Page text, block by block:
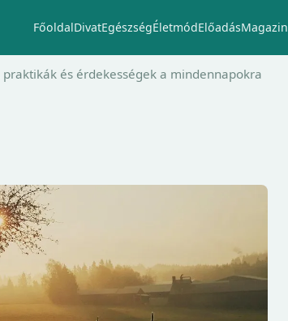
FőoldalDivatEgészségÉletmódElőadásMagazin
praktikák és érdekességek a mindennapokra